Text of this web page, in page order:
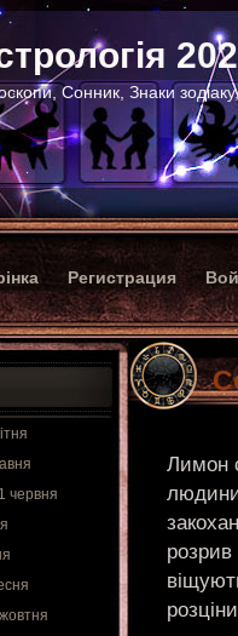
Сонник, Знаки
Регистрация
червня
Лимон